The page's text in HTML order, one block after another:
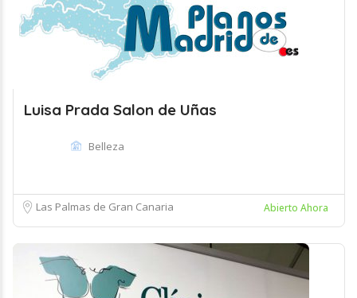
Luisa Prada Salon de Uñas
Belleza
Las Palmas de Gran Canaria Abierto Ahora